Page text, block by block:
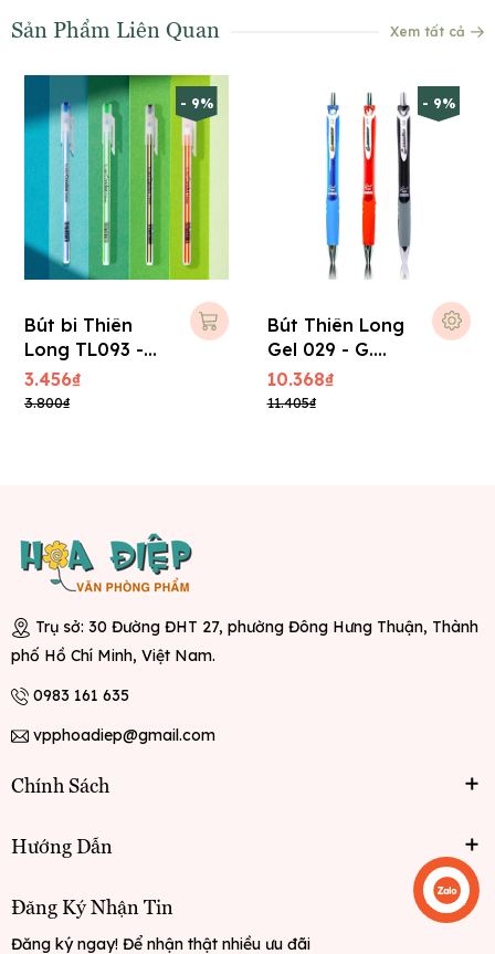
Sản Phẩm Liên Quan Xem tất cả
- 9%
Bút bi Thiên
Long TL093 -
Candee (0,6
mm) - Xanh
3.456₫
3.800₫
- 9%
Bút Thiên Long
Gel 029 - G.
Master 0.5mm
10.368₫
11.405₫
Trụ sở: 30 Đường ĐHT 27, phường Đông Hưng Thuận, Thành
phố Hồ Chí Minh, Việt Nam.
0983 161 635
vpphoadiep@gmail.com
Chính Sách
Hướng Dẫn
Đăng Ký Nhận Tin
Đăng ký ngay! Để nhận thật nhiều ưu đãi
Liên hệ